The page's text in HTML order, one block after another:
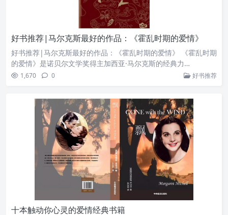
好书推荐|马尔克斯最好的作品：《霍乱时期的爱情》
好书推荐|马尔克斯最好的作品：《霍乱时期的爱情》 《霍乱时期
的爱情》是诺贝尔文学奖得主加西亚·马尔克斯的经典力…
1,670 0 好书推荐
十本触动你心灵的爱情经典书籍